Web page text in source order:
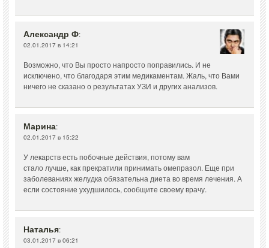
Александр Ф:
02.01.2017 в 14:21
Возможно, что Вы просто напросто поправились. И не
исключено, что благодаря этим медикаментам. Жаль, что Вами
ничего не сказано о результатах УЗИ и других анализов.
Марина:
02.01.2017 в 15:22
У лекарств есть побочные действия, потому вам
стало лучше, как прекратили принимать омепразол. Еще при
заболеваниях желудка обязательна диета во время лечения. А
если состояние ухудшилось, сообщите своему врачу.
Наталья:
03.01.2017 в 06:21